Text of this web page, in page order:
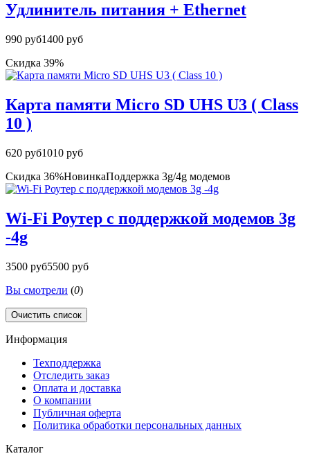
Удлинитель питания + Ethernet
990 руб1400 руб
Скидка 39%
Карта памяти Micro SD UHS U3 ( Class
10 )
620 руб1010 руб
Скидка 36%НовинкаПоддержка 3g/4g модемов
Wi-Fi Роутер с поддержкой модемов 3g
-4g
3500 руб5500 руб
Вы смотрели (0)
Очистить список
Информация
Техподдержка
Отследить заказ
Оплата и доставка
О компании
Публичная оферта
Политика обработки персональных данных
Каталог